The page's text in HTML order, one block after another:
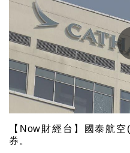
【Now財經台】國泰航
券。